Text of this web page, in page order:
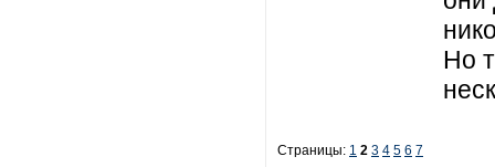
Но
Страницы: 1 2 3 4 5 6 7